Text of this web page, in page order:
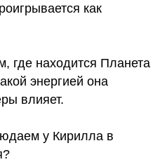
как
где находится Планета
энергией она
влияет.
у Кирилла в